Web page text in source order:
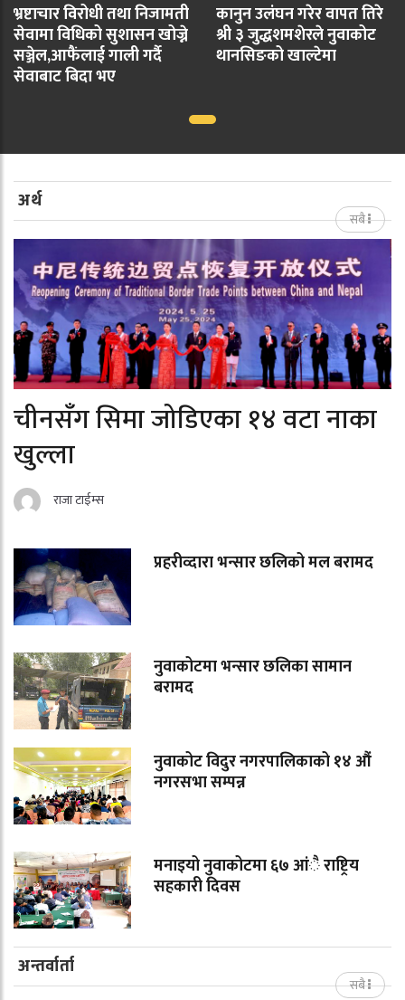
भ्रष्टाचार विरोधी तथा निजामती
सेवामा विधिको सुशासन खोज्ने
सञ्जेल,आफैंलाई गाली गर्दै
सेवाबाट बिदा भए
कानुन उलंघन गरेर वापत तिरे
श्री ३ जुद्धशमशेरले नुवाकोट
थानसिङको खाल्टेमा
अर्थ
सबै
चीनसँग सिमा जोडिएका १४ वटा नाका
खुल्ला
राजा टाईम्स
प्रहरीव्दारा भन्सार छलिको मल बरामद
नुवाकोटमा भन्सार छलिका सामान
बरामद
नुवाकोट विदुर नगरपालिकाको १४ औं
नगरसभा सम्पन्न
मनाइयो नुवाकोटमा ६७ आंै राष्ट्रिय
सहकारी दिवस
अन्तर्वार्ता
सबै